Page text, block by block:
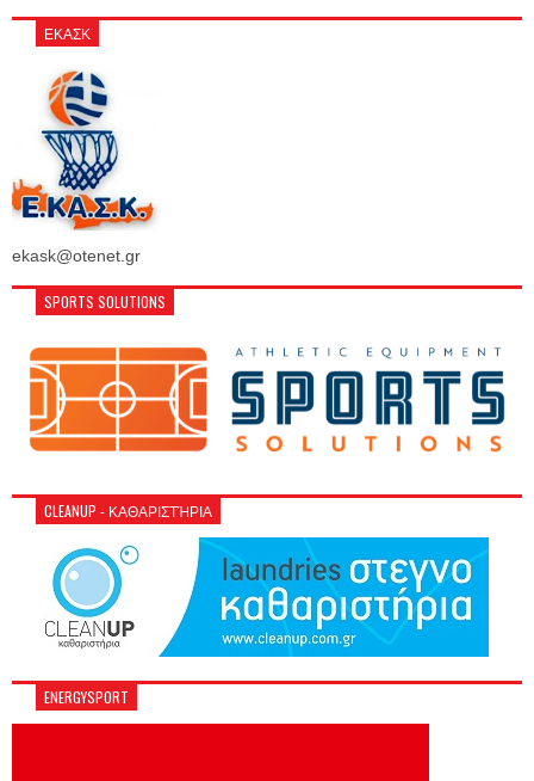
ΕΚΑΣΚ
ekask@otenet.gr
SPORTS SOLUTIONS
CLEANUP - ΚΑΘΑΡΙΣΤΉΡΙΑ
ENERGYSPORT